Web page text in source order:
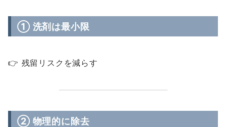
① 洗剤は最小限
👉 残留リスクを減らす
② 物理的に除去